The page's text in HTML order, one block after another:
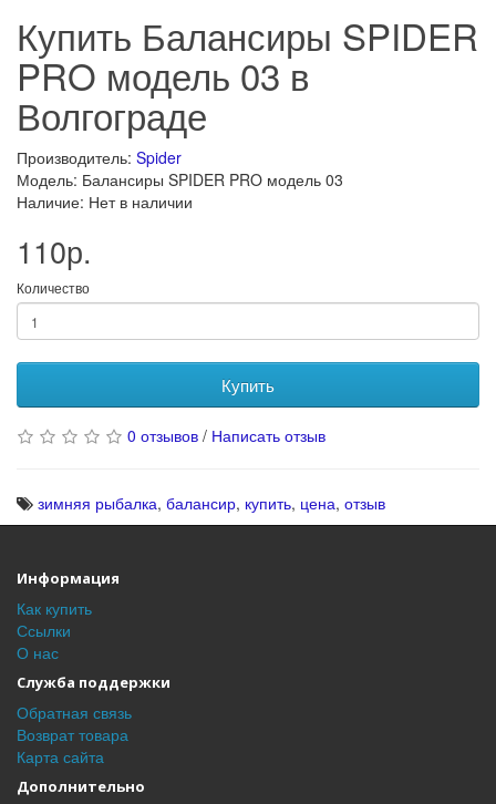
Купить Балансиры SPIDER
PRO модель 03 в
Волгограде
Производитель: Spider
Модель: Балансиры SPIDER PRO модель 03
Наличие: Нет в наличии
110р.
Количество
Купить
0 отзывов / Написать отзыв
зимняя рыбалка, балансир, купить, цена, отзыв
Информация
Как купить
Ссылки
О нас
Служба поддержки
Обратная связь
Возврат товара
Карта сайта
Дополнительно